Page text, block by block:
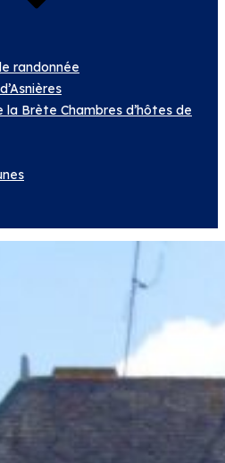
randonnée
la Brète Chambres d’hôtes de